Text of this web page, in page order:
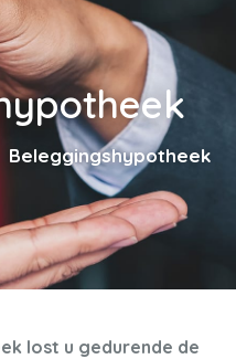
Beleggingshypotheek
lost u gedurende de